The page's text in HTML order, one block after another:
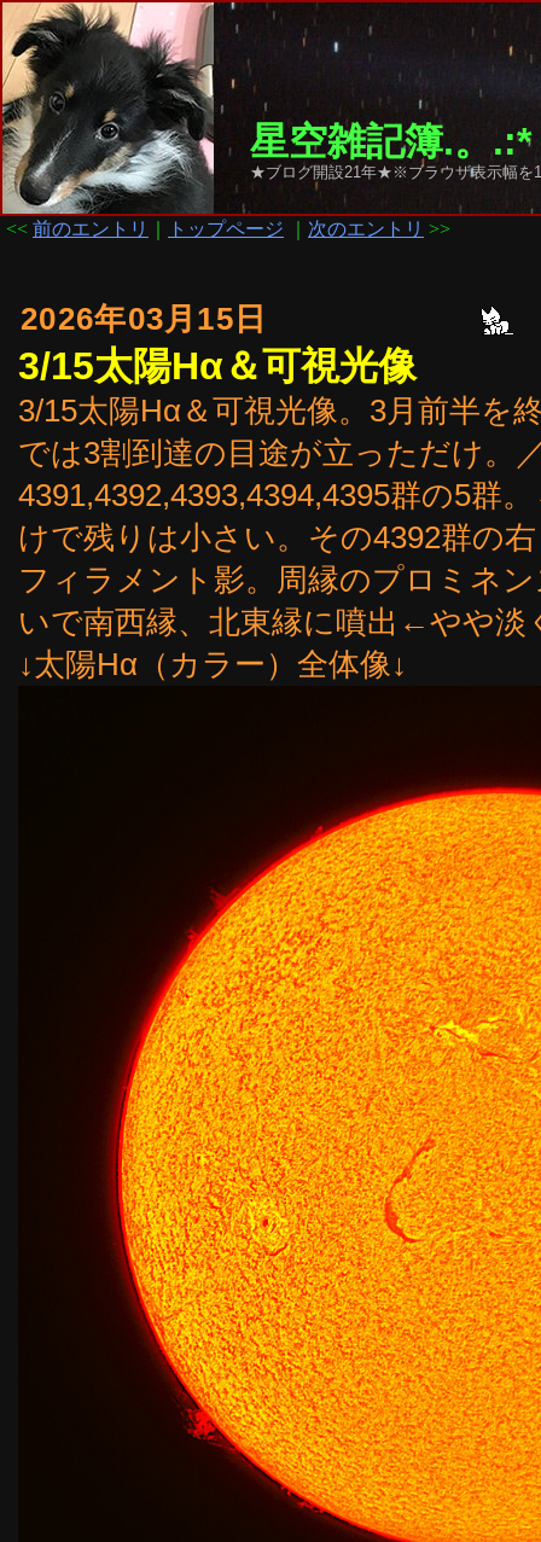
星空雑記簿.。
★ブログ開設21年★※ブラウザ表示幅を
<< 前のエントリ トップページ 次のエントリ >>
2026年03月15日
3/15太陽Hα＆可視光像
3/15太陽Hα＆可視光像。3月前半を
では3割到達の目途が立っただけ。
4391,4392,4393,4394,4395群の5群
けで残りは小さい。その4392群の
フィラメント影。周縁のプロミネ
いで南西縁、北東縁に噴出←やや淡
↓太陽Hα（カラー）全体像↓